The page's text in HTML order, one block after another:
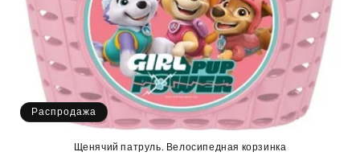
Распродажа
Щенячий патруль. Велосипедная корзинка